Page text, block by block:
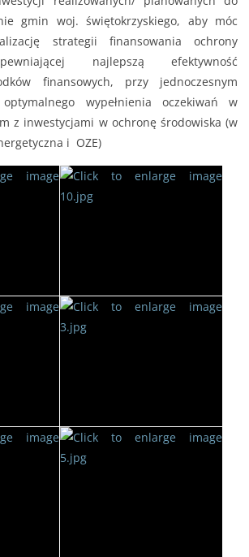
gmin woj. świętokrzyskiego, aby móc
strategii finansowania ochrony
najlepszą efektywność
finansowych, przy jednoczesnym
wypełnienia oczekiwań w
z inwestycjami w ochronę środowiska (w
i OZE)